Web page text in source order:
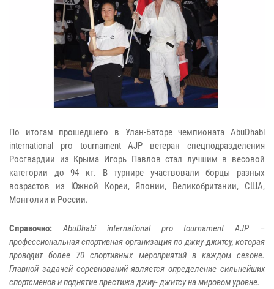
По итогам прошедшего в Улан-Баторе чемпионата АbuDhabi
international pro tournament AJP ветеран спецподразделения
Росгвардии из Крыма Игорь Павлов стал лучшим в весовой
категории до 94 кг. В турнире участвовали борцы разных
возрастов из Южной Кореи, Японии, Великобритании, США,
Монголии и России.
Справочно:АbuDhabi international pro tournament AJP –
профессиональная спортивная организация по джиу-джитсу, которая
проводит более 70 спортивных мероприятий в каждом сезоне.
Главной задачей соревнований является определение сильнейших
спортсменов и поднятие престижа джиу- джитсу на мировом уровне.